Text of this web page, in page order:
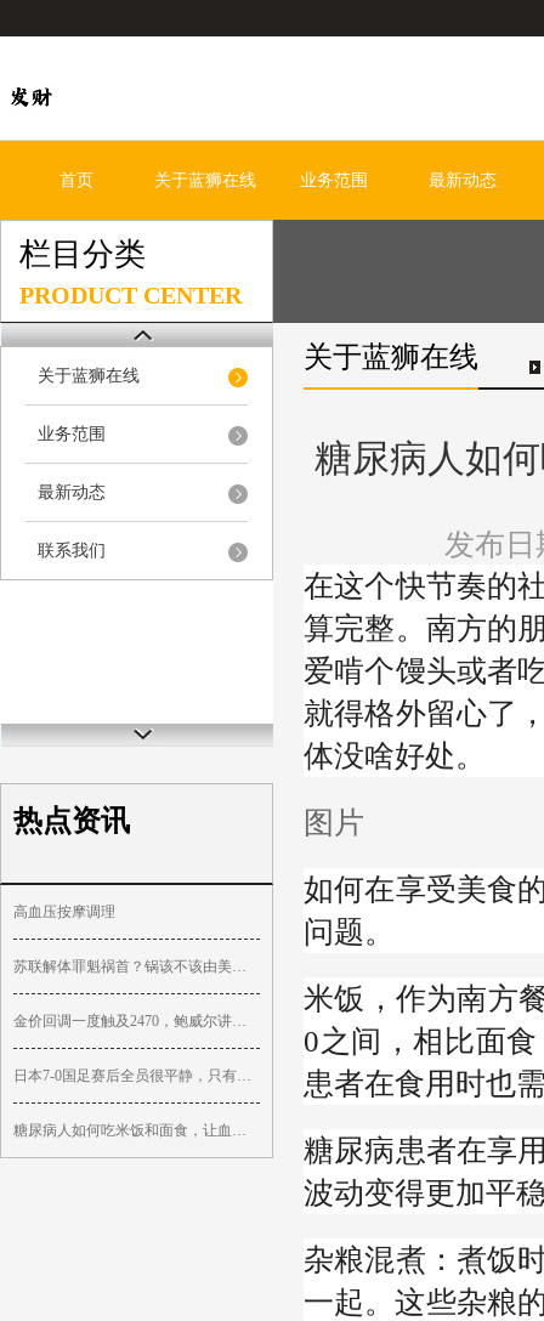
首页 关于蓝狮在线 业务范围 最新动态
栏目分类
PRODUCT CENTER
关于蓝狮在线
业务范围
最新动态
联系我们
热点资讯
高血压按摩调理
苏联解体罪魁祸首？锅该不该由美国背？
金价回调一度触及2470，鲍威尔讲话重磅来袭，分析师：上行趋势仍然完好
日本7-0国足赛后全员很平静，只有伊东纯也笑嘻了
糖尿病人如何吃米饭和面食，让血糖不会快速升高？早做了解
关于蓝狮在线
糖尿病人如
发布日
在这个快节奏的
算完整。南方的
爱啃个馒头或者
就得格外留心了
体没啥好处。
图片
如何在享受美食
问题。
米饭，作为南方
0之间，相比面
患者在食用时也
糖尿病患者在享
波动变得更加平
杂粮混煮：煮饭
一起。这些杂粮